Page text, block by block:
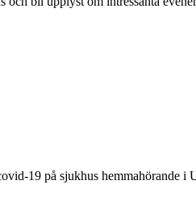
19 på sjukhus hemmahörande i